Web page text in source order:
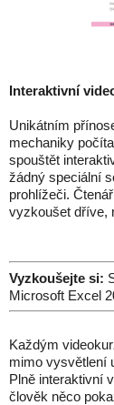
Interaktivní
Unikátním
mechaniky
spouštět
žádný speciální
prohlížeči.
vyzkoušet dříve,
Vyzkoušejte si:
Microsoft Excel
Každým
mimo vysvětlení
Plně interaktivní
člověk něco